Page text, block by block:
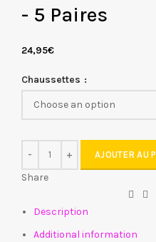
- 5 Paires
24,95€
Chaussettes
AJOUTER AU
Share
Description
Additional information